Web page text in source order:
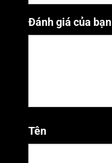
Đánh giá của bạn
Tên